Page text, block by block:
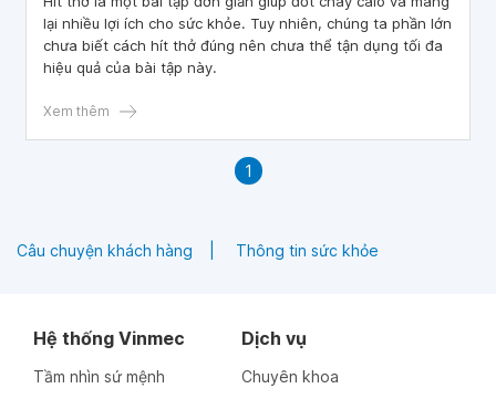
lại nhiều lợi ích cho sức khỏe. Tuy nhiên, chúng ta phần lớn
chưa biết cách hít thở đúng nên chưa thể tận dụng tối đa
hiệu quả của bài tập này.
Xem thêm
1
Câu chuyện khách hàng Thông tin sức khỏe
Hệ thống Vinmec
Tầm nhìn sứ mệnh
Dịch vụ
Chuyên khoa